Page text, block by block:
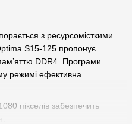
з ресурсомісткими
S15-125 пропонує
DDR4. Програми
режимі ефективна.
пікселів забезпечить